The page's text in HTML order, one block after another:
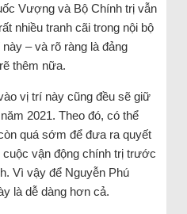
Vượng và Bộ Chính trị vẫn
nhiều tranh cãi trong nội bộ
– và rõ ràng là đảng
thêm nữa.
vị trí này cũng đều sẽ giữ
2021. Theo đó, có thể
quá sớm để đưa ra quyết
vận động chính trị trước
Vì vậy để Nguyễn Phú
là dễ dàng hơn cả.